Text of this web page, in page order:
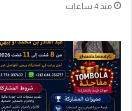
منذ 4 ساعات